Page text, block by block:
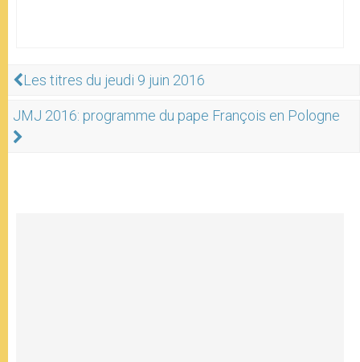
Les titres du jeudi 9 juin 2016
JMJ 2016: programme du pape François en Pologne